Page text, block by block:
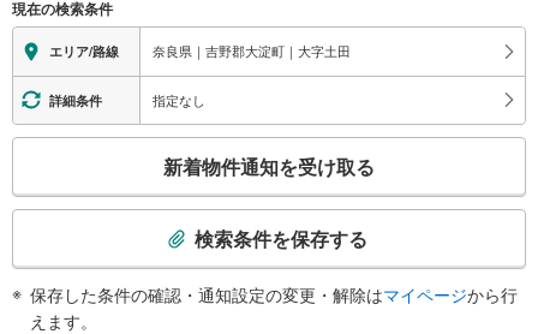
現在の検索条件
エリア/路線 奈良県｜吉野郡大淀町｜大字土田
詳細条件 指定なし
検
新着物件通知を受け取る
検索条件を保存する
保存した条件の確認・通知設定の変更・解除はマイページから行
えます。